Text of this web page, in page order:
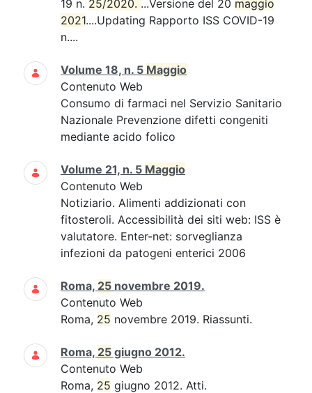
19 n. 25/2020. ...Versione del 20 maggio
2021....Updating Rapporto ISS COVID-19
n....
Volume 18, n. 5 Maggio
Contenuto Web
Consumo di farmaci nel Servizio Sanitario
Nazionale Prevenzione difetti congeniti
mediante acido folico
Volume 21, n. 5 Maggio
Contenuto Web
Notiziario. Alimenti addizionati con
fitosteroli. Accessibilità dei siti web: ISS è
valutatore. Enter-net: sorveglianza
infezioni da patogeni enterici 2006
Roma, 25 novembre 2019.
Contenuto Web
Roma, 25 novembre 2019. Riassunti.
Roma, 25 giugno 2012.
Contenuto Web
Roma, 25 giugno 2012. Atti.